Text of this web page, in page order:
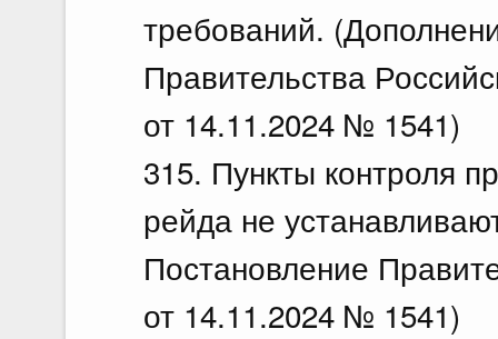
требований.
Правительства
от 14.11.2024 № 1541)
315. Пункты контроля
рейда не
Постановление
от 14.11.2024 № 1541)